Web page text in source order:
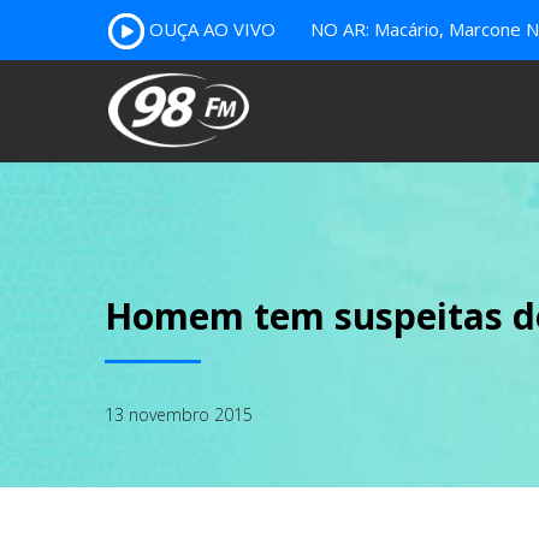
OUÇA AO VIVO NO AR: Macário, Marcone
Homem tem suspeitas
13 novembro 2015